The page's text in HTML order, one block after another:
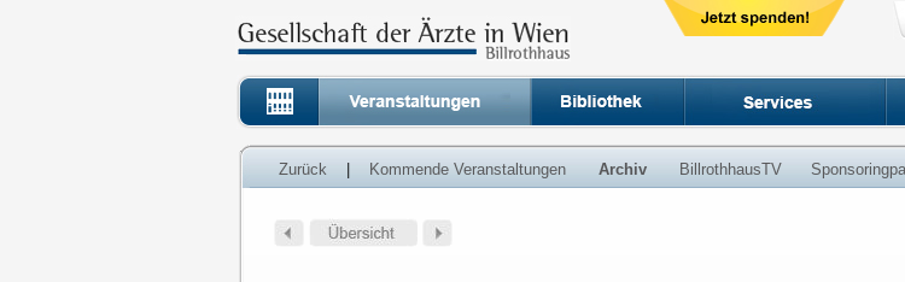
Zurück Kommende Veranstaltungen Archiv BillrothhausTV